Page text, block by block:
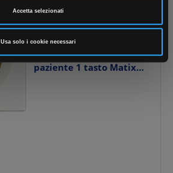
Accetta selezionati
Usa solo i cookie necessari
BTICINO
Presa pulsantiera
paziente 1 tasto Matix